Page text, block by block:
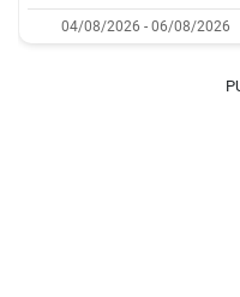
04/08/2026 - 06/08/2026